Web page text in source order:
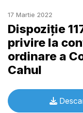
17 Martie 2022
Dispoziție
privire la
ordinare a
Cahul